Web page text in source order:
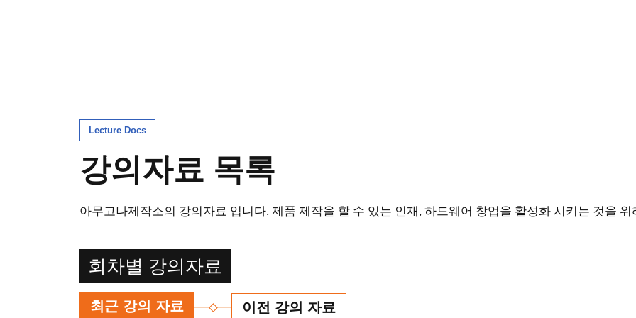
Lecture Docs
강의자료 목록
아무고나제작소의 강의자료 입니다. 제품 제작을 할 수 있는 인재, 하드웨어 창업을 활성화 시키는 것을
회차별 강의자료
최근 강의 자료 이전 강의 자료